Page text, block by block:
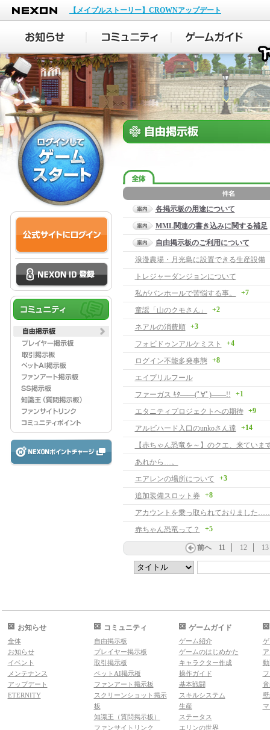
NEXON
【メイプルストーリー】CROWNアップデート
各掲示板の用途について
MML関連の書き込みに関する補足
自由掲示板のご利用について
浪漫農場・月光島に設置できる生産設備
トレジャーダンジョンについて
私がバンホールで苦悩する事。
+7
童謡「山のクモさん」 +2
ネアルの消費順 +3
フォビドゥンアルケミスト +4
ログイン不能多発事態 +8
エイプリルフール
ファーガス ｷﾀ――(ﾟ∀ﾟ)――!!
+1
エタニティプロジェクトへの期待 +9
アルビハード入口のunkoさん達 +14
【赤ちゃん恐竜を～】のクエ、来ていま
あれから…。
エアレンの場所について
+3
追加装備スロット券 +8
アカウントを乗っ取られておりました
赤ちゃん恐竜って？
+5
前へ 11 12 13
お知らせ
全体
お知らせ
イベント
メンテナンス
アップデート
ETERNITY
コミュニティ
自由掲示板
プレイヤー掲示板
取引掲示板
ペットAI掲示板
ファンアート掲示板
スクリーンショット掲示
板
知識王（質問掲示板）
ファンサイトリンク
ゲームガイド
ゲーム紹介
ゲームのはじめかた
キャラクター作成
操作ガイド
基本戦闘
スキルシステム
生産
ステータス
エリンの世界